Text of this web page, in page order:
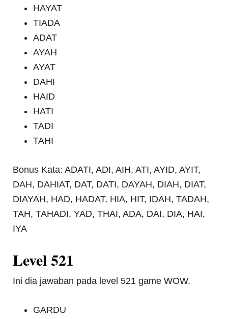
HAYAT
TIADA
ADAT
AYAH
AYAT
DAHI
HAID
HATI
TADI
TAHI
Bonus Kata: ADATI, ADI, AIH, ATI, AYID, AYIT,
DAH, DAHIAT, DAT, DATI, DAYAH, DIAH, DIAT,
DIAYAH, HAD, HADAT, HIA, HIT, IDAH, TADAH,
TAH, TAHADI, YAD, THAI, ADA, DAI, DIA, HAI,
IYA
Level 521
Ini dia jawaban pada level 521 game WOW.
GARDU